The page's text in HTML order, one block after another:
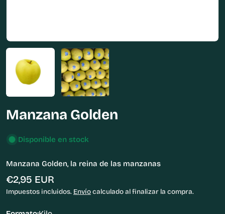
Manzana Golden
Disponible en stock
Manzana Golden, la reina de las manzanas
Precio
habitual
€2,95 EUR
Impuestos incluidos. Envíocalculado al finalizar la compra.